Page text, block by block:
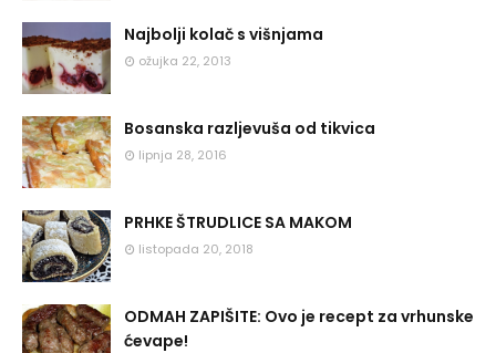
Najbolji kolač s višnjama
ožujka 22, 2013
Bosanska razljevuša od tikvica
lipnja 28, 2016
PRHKE ŠTRUDLICE SA MAKOM
listopada 20, 2018
ODMAH ZAPIŠITE: Ovo je recept za vrhunske
ćevape!